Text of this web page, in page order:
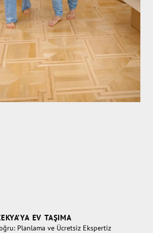
EV TAŞIMA
Planlama ve Ücretsiz Ekspertiz